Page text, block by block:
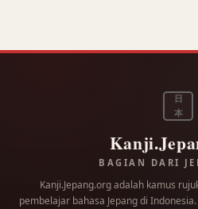
日
本
BAGIAN DARI
Kanji.Jepang.org adalah kamus
pembelajar bahasa Jepang di